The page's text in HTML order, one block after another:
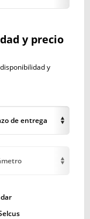
y precio
y
de entrega